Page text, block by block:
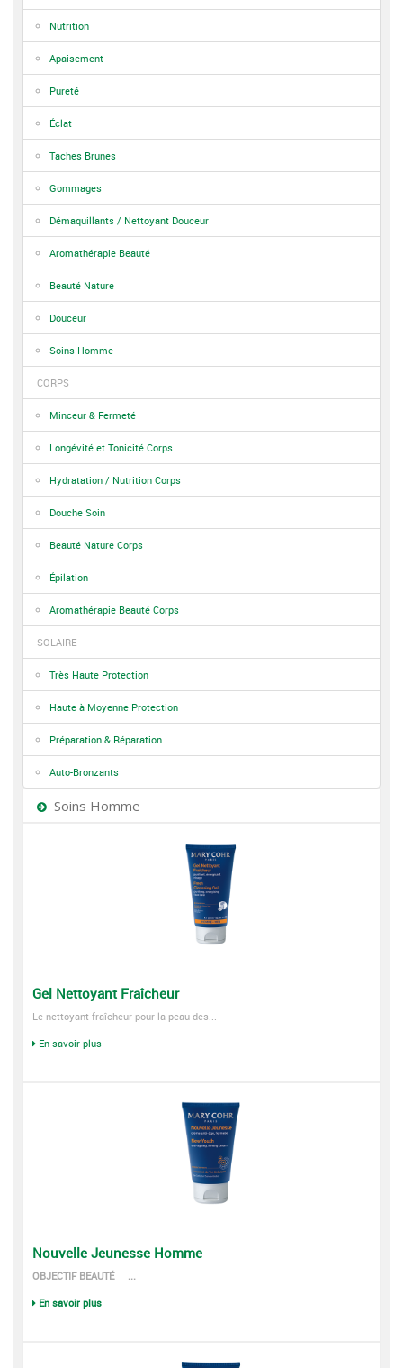
Nutrition
Apaisement
Pureté
Éclat
Taches Brunes
Gommages
Démaquillants / Nettoyant Douceur
Aromathérapie Beauté
Beauté Nature
Douceur
Soins Homme
CORPS
Minceur & Fermeté
Longévité et Tonicité Corps
Hydratation / Nutrition Corps
Douche Soin
Beauté Nature Corps
Épilation
Aromathérapie Beauté Corps
SOLAIRE
Très Haute Protection
Haute à Moyenne Protection
Préparation & Réparation
Auto-Bronzants
Soins Homme
Gel Nettoyant Fraîcheur
Le nettoyant fraîcheur pour la peau des...
En savoir plus
Nouvelle Jeunesse Homme
OBJECTIF BEAUTÉ ...
En savoir plus